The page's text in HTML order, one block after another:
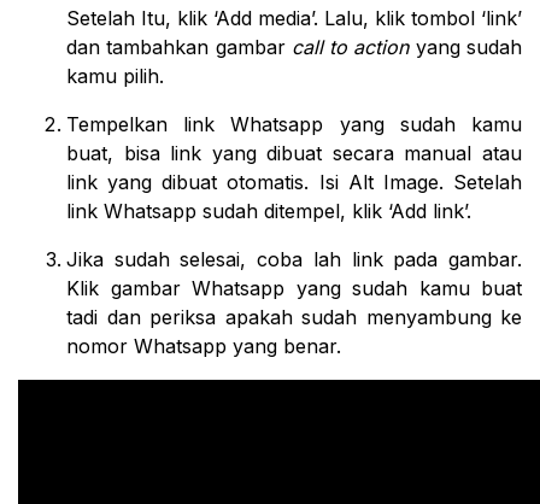
Setelah Itu, klik ‘Add media’. Lalu, klik tombol ‘link’
dan tambahkan gambar call to actionyang sudah
kamu pilih.
Tempelkan link Whatsapp yang sudah kamu
buat, bisa link yang dibuat secara manual atau
link yang dibuat otomatis. Isi Alt Image. Setelah
link Whatsapp sudah ditempel, klik ‘Add link’.
Jika sudah selesai, coba lah link pada gambar.
Klik gambar Whatsapp yang sudah kamu buat
tadi dan periksa apakah sudah menyambung ke
nomor Whatsapp yang benar.